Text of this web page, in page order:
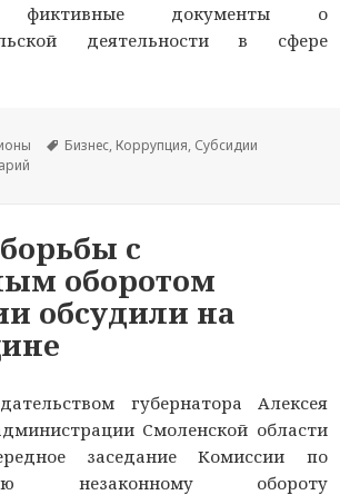
фиктивные документы о
деятельности в сфере
Метки
Бизнес, Коррупция, Субсидии
с
оборотом
обсудили на
губернатора Алексея
Смоленской области
заседание Комиссии по
незаконному обороту